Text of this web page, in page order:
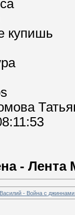
купишь
- Лента
- Война с